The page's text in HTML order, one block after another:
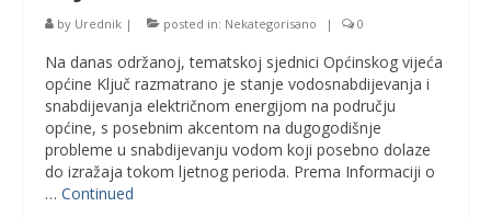
by Urednik | posted in: Nekategorisano | 0
Na danas održanoj, tematskoj sjednici Općinskog vijeća
općine Ključ razmatrano je stanje vodosnabdijevanja i
snabdijevanja električnom energijom na području
općine, s posebnim akcentom na dugogodišnje
probleme u snabdijevanju vodom koji posebno dolaze
do izražaja tokom ljetnog perioda. Prema Informaciji o
… Continued